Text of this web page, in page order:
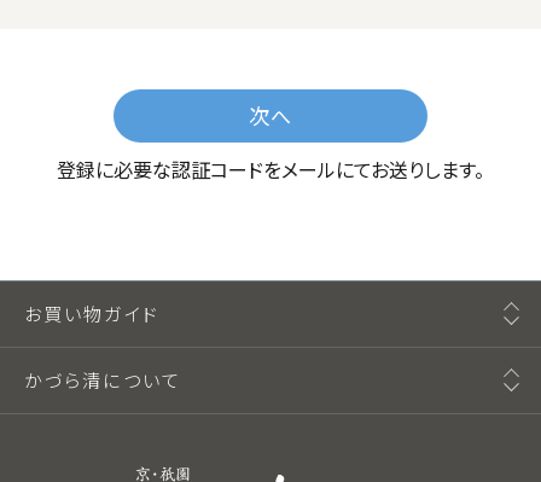
次へ
登録に必要な認証コードをメールにてお送りします。
お買い物ガイド
かづら清について